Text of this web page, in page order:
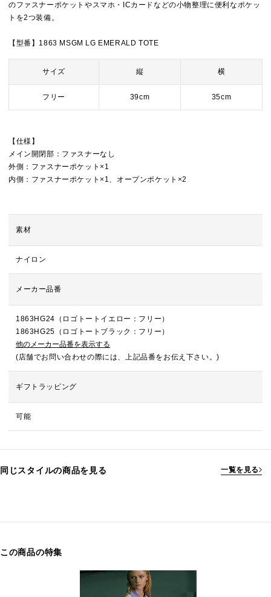
のファスナーポケットやスマホ・ICカードなどの小物整理に便利なポケッ
トを2つ装備。
【型番】1863 MSGM LG EMERALD TOTE
サイズ 縦 横
フリー 39cm 35cm
【仕様】
メイン開閉部：ファスナーなし
外側：ファスナーポケット×1
内側：ファスナーポケット×1、オープンポケット×2
素材
ナイロン
メーカー品番
1863HG24（ロゴトートイエロー：フリー）
1863HG25（ロゴトートブラック：フリー）
他のメーカー品番を表示する
(店舗でお問い合わせの際には、上記品番をお伝え下さい。)
ギフトラッピング
可能
同じスタイルの商品を見る 一覧を見る
この商品の特集